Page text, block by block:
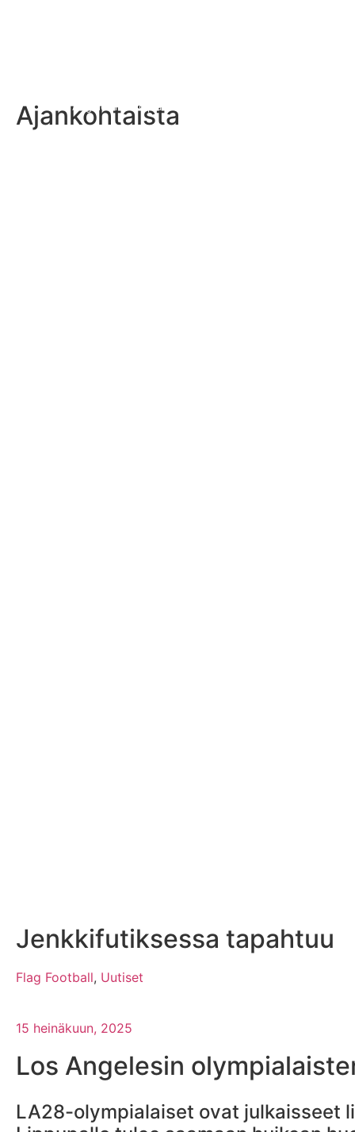
Ajankohtaista
Los Angelesin olympialaisten lippupallon aikataulu
Jenkkifutiksessa tapahtuu
Flag Football, Uutiset
15 heinäkuun, 2025
Los Angelesin
LA28-olympialaiset ovat julkaisseet